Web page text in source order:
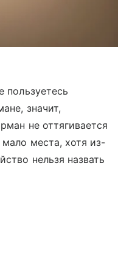
пользуетесь
значит,
не оттягивается
места, хотя из-
нельзя назвать